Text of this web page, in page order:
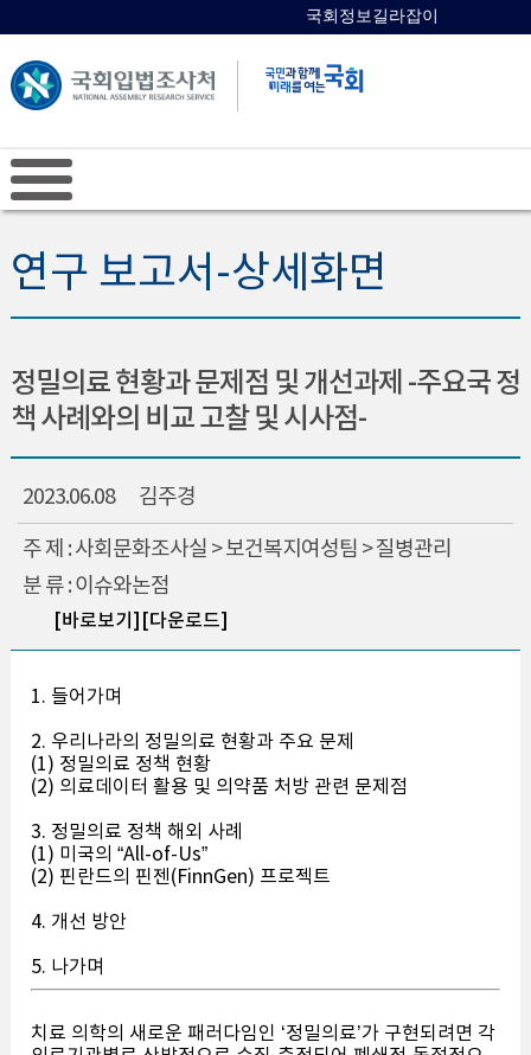
국회정보길라잡이
연구 보고서-상세화면
정밀의료 현황과 문제점 및 개선과제 -주요국 정
책 사례와의 비교 고찰 및 시사점-
2023.06.08 김주경
주 제 : 사회문화조사실 > 보건복지여성팀 > 질병관리
분 류 : 이슈와논점
[바로보기] [다운로드]
1. 들어가며
2. 우리나라의 정밀의료 현황과 주요 문제
(1) 정밀의료 정책 현황
(2) 의료데이터 활용 및 의약품 처방 관련 문제점
3. 정밀의료 정책 해외 사례
(1) 미국의 “All-of-Us”
(2) 핀란드의 핀젠(FinnGen) 프로젝트
4. 개선 방안
5. 나가며
치료 의학의 새로운 패러다임인 ‘정밀의료’가 구현되려면 각